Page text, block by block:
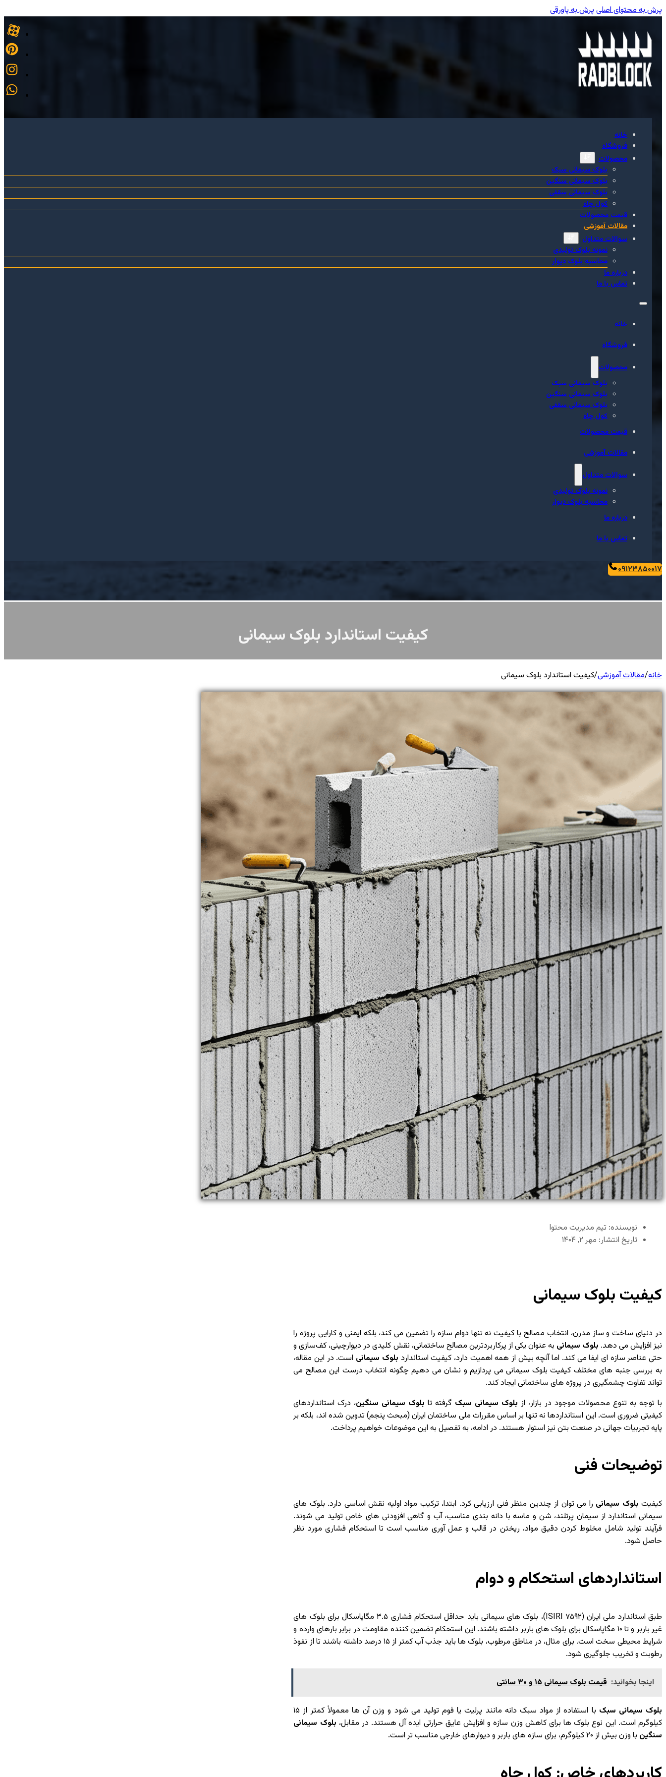
پرش به محتوای اصلی پرش به پاورقی
خانه
فروشگاه
محصولات
بلوک سیمانی سبک
بلوک سیمانی سنگین
بلوک سیمانی سقفی
کول چاه
قیمت محصولات
مقالات آموزشی
سوالات متداول
نمونه بلوک تولیدی
محاسبه بلوک دیوار
درباره ما
تماس با ما
خانه
فروشگاه
محصولات
بلوک سیمانی سبک
بلوک سیمانی سنگین
بلوک سیمانی سقفی
کول چاه
قیمت محصولات
مقالات آموزشی
سوالات متداول
نمونه بلوک تولیدی
محاسبه بلوک دیوار
درباره ما
تماس با ما
۰۹۱۲۳۸۵۰۰۱۷
کیفیت استاندارد بلوک سیمانی
خانه/مقالات آموزشی/کیفیت استاندارد بلوک سیمانی
نویسنده: تیم مدیریت محتوا
تاریخ انتشار: مهر ۲, ۱۴۰۴
کیفیت بلوک سیمانی
در دنیای ساخت و ساز مدرن، انتخاب مصالح با کیفیت نه تنها دوام سازه را تضمین می کند، بلکه ایمنی و کارایی پروژه را
نیز افزایش می دهد. بلوک سیمانی به عنوان یکی از پرکاربردترین مصالح ساختمانی، نقش کلیدی در دیوارچینی، کف‌سازی و
حتی عناصر سازه ای ایفا می کند. اما آنچه بیش از همه اهمیت دارد، کیفیت استاندارد بلوک سیمانی است. در این مقاله،
به بررسی جنبه های مختلف کیفیت بلوک سیمانی می پردازیم و نشان می دهیم چگونه انتخاب درست این مصالح می
تواند تفاوت چشمگیری در پروژه های ساختمانی ایجاد کند.
با توجه به تنوع محصولات موجود در بازار، از بلوک سیمانی سبک گرفته تا بلوک سیمانی سنگین، درک استانداردهای
کیفیتی ضروری است. این استانداردها نه تنها بر اساس مقررات ملی ساختمان ایران (مبحث پنجم) تدوین شده اند، بلکه بر
پایه تجربیات جهانی در صنعت بتن نیز استوار هستند. در ادامه، به تفصیل به این موضوعات خواهیم پرداخت.
توضیحات فنی
کیفیت بلوک سیمانی را می توان از چندین منظر فنی ارزیابی کرد. ابتدا، ترکیب مواد اولیه نقش اساسی دارد. بلوک های
سیمانی استاندارد از سیمان پرتلند، شن و ماسه با دانه بندی مناسب، آب و گاهی افزودنی های خاص تولید می شوند.
فرآیند تولید شامل مخلوط کردن دقیق مواد، ریختن در قالب و عمل آوری مناسب است تا استحکام فشاری مورد نظر
حاصل شود.
استانداردهای استحکام و دوام
طبق استاندارد ملی ایران (ISIRI ۷۵۹۲)، بلوک های سیمانی باید حداقل استحکام فشاری ۳.۵ مگاپاسکال برای بلوک های
غیر باربر و تا ۱۰ مگاپاسکال برای بلوک های باربر داشته باشند. این استحکام تضمین کننده مقاومت در برابر بارهای وارده و
شرایط محیطی سخت است. برای مثال، در مناطق مرطوب، بلوک ها باید جذب آب کمتر از ۱۵ درصد داشته باشند تا از نفوذ
رطوبت و تخریب جلوگیری شود.
اینجا بخوانید: قیمت بلوک سیمانی ۱۵ و ۳۰ سانتی
بلوک سیمانی سبک
با استفاده از مواد سبک دانه مانند پرلیت یا فوم تولید می شود و وزن آن ها معمولاً کمتر از ۱۵
کیلوگرم است. این نوع بلوک ها برای کاهش وزن سازه و افزایش عایق حرارتی ایده آل هستند. در مقابل، بلوک سیمانی
سنگین با وزن بیش از ۲۰ کیلوگرم، برای سازه های باربر و دیوارهای خارجی مناسب تر است.